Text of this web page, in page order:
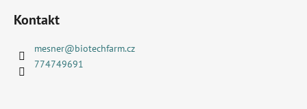
Kontakt
mesner@biotechfarm.cz
774749691